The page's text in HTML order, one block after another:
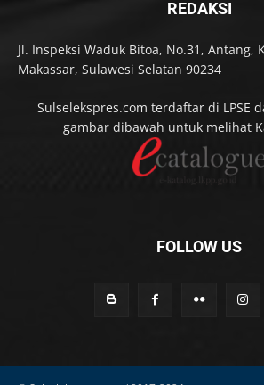
REDAKSI
Jl. Inspeksi Waduk Bitoa, No.31, Antang,
Makassar, Sulawesi Selatan 90234
Sulselekspres.com terdaftar di LPSE
gambar dibawah untuk melihat
FOLLOW US